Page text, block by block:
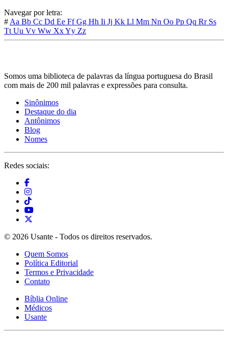
Navegar por letra:
# Aa Bb Cc Dd Ee FfGg Hh Ii Jj Kk Ll Mm Nn Oo Pp Qq Rr Ss
Tt Uu Vv Ww XxYy Zz
Somos uma biblioteca de palavras da língua portuguesa do Brasil
com mais de 200 mil palavras e expressões para consulta.
Sinônimos
Destaque do dia
Antônimos
Blog
Nomes
Redes sociais:
© 2026 Usante - Todos os direitos reservados.
Quem Somos
Política Editorial
Termos e Privacidade
Contato
Bíblia Online
Médicos
Usante